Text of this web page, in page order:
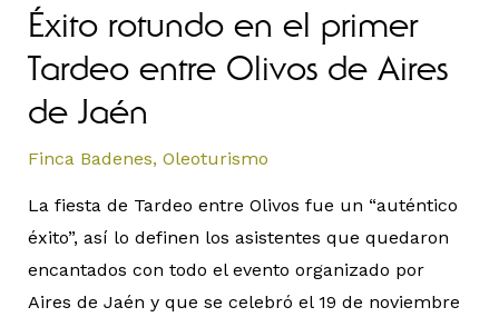
Éxito rotundo en el primer
Tardeo entre Olivos de Aires
de Jaén
Finca Badenes, Oleoturismo
La fiesta de Tardeo entre Olivos fue un “auténtico
éxito”, así lo definen los asistentes que quedaron
encantados con todo el evento organizado por
Aires de Jaén y que se celebró el 19 de noviembre